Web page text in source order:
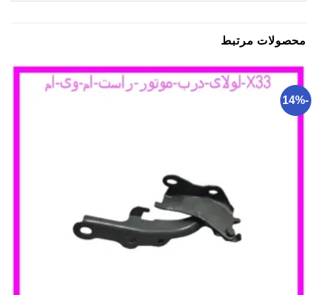
محصولات مرتبط
-14%